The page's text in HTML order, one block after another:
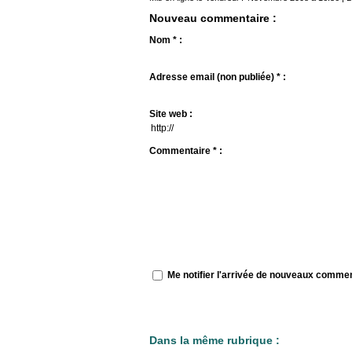
Nouveau commentaire :
Nom * :
Adresse email (non publiée) * :
Site web :
Commentaire * :
Me notifier l'arrivée de nouveaux
Dans la même rubrique :